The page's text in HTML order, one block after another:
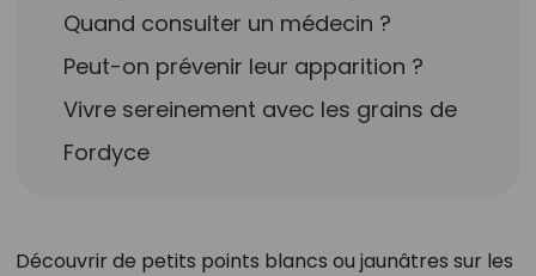
Quand consulter un médecin ?
Peut-on prévenir leur apparition ?
Vivre sereinement avec les grains de
Fordyce
Découvrir de petits points blancs ou jaunâtres sur les